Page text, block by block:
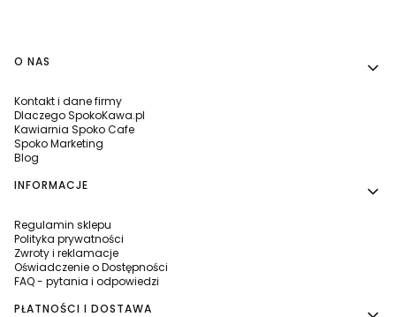
Linki w stopce
O NAS
Kontakt i dane firmy
Dlaczego SpokoKawa.pl
Kawiarnia Spoko Cafe
Spoko Marketing
Blog
INFORMACJE
Regulamin sklepu
Polityka prywatności
Zwroty i reklamacje
Oświadczenie o Dostępności
FAQ - pytania i odpowiedzi
PŁATNOŚCI I DOSTAWA